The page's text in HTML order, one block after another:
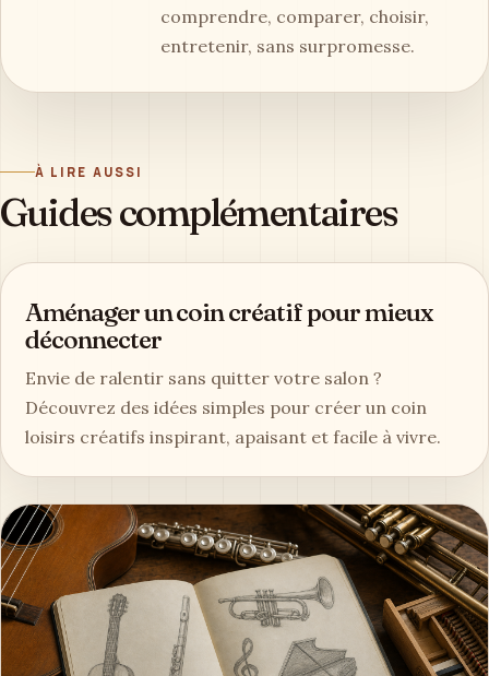
comprendre, comparer, choisir,
entretenir, sans surpromesse.
À LIRE AUSSI
Guides complémentaires
Aménager un coin créatif pour mieux
déconnecter
Envie de ralentir sans quitter votre salon ?
Découvrez des idées simples pour créer un coin
loisirs créatifs inspirant, apaisant et facile à vivre.